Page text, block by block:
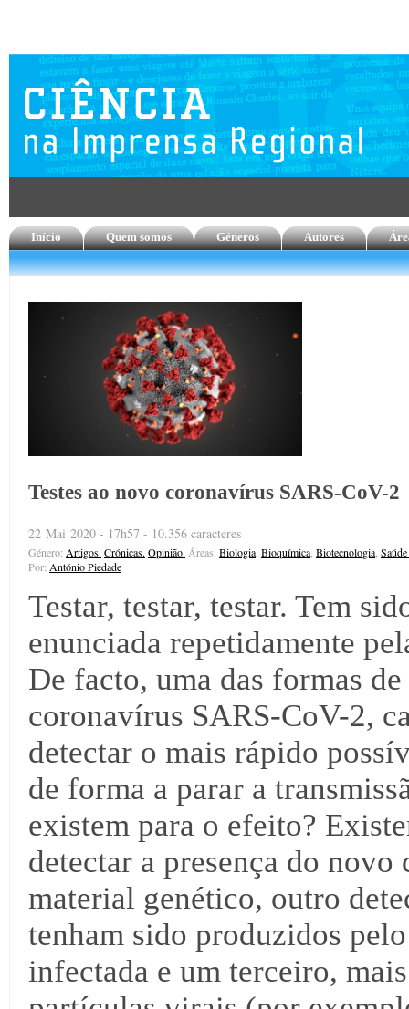
Início Quem somos Géneros Autores
Testes ao novo coronavírus SARS-CoV-2
22 Mai 2020 - 17h57 - 10.356 caracteres
Género: Artigos. Crónicas. Opinião. Áreas: Biologia Bioquímica Biotecnologia
Por: António Piedade
Testar, testar, testar. Tem
enunciada repetidamente
De facto, uma das formas
coronavírus SARS-CoV-2,
detectar o mais rápido
de forma a parar a
existem para o efeito?
detectar a presença do
material genético, outro
tenham sido produzidos
infectada e um terceiro,